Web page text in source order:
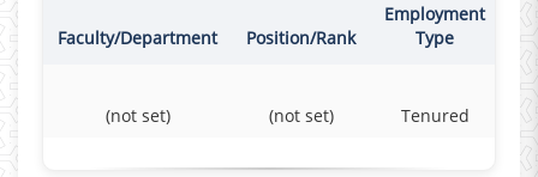
Faculty/Department Position/Rank
Employment
Type
(not set) (not set) Tenured